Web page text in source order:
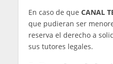
3. Publicación
Las noticias publicadas
contener datos